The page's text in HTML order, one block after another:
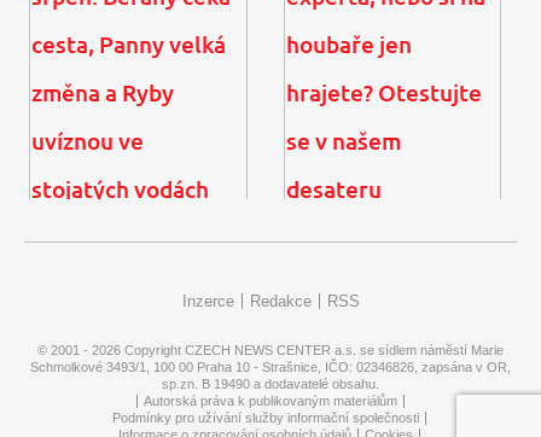
1000 korun
samo
Berany čeká cesta, Panny
velká změna a Ryby
nebo si na houbaře jen
hrajete? Otestujte se v
Inzerce Redakce RSS
© 2001 - 2026 Copyright CZECH NEWS CENTER a.s. se sídlem náměstí Marie
Schmolkové 3493/1, 100 00 Praha 10 - Strašnice, IČO: 02346826, zapsána v OR,
sp.zn. B 19490 a dodavatelé obsahu.
Autorská práva k publikovaným materiálům
Podmínky pro užívání služby informační společnosti